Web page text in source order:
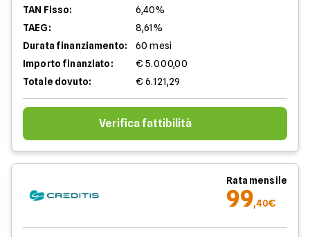
TAN Fisso:
6,40%
TAEG:
8,61%
Durata finanziamento:
60 mesi
Importo finanziato:
€ 5.000,00
Totale dovuto:
€ 6.121,29
Verifica fattibilità
Rata mensile
99,40€